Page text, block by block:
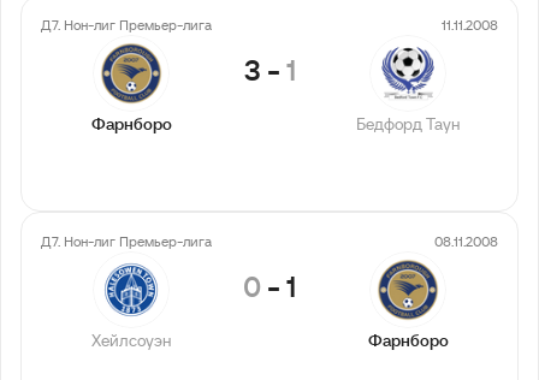
Д7. Нон-лиг Премьер-лига 11.11.2008
Фарнборо
3 -1
Бедфорд Таун
Д7. Нон-лиг Премьер-лига 08.11.2008
Хейлсоуэн
0-1
Фарнборо